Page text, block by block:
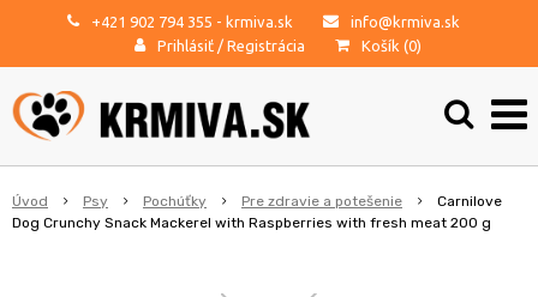
+421 902 794 355 - krmiva.sk
info@krmiva.sk
Prihlásiť / Registrácia Košík (0)
Úvod Psy Pochúťky Pre zdravie a potešenie
Carnilove
Dog Crunchy Snack Mackerel with Raspberries with fresh meat 200 g